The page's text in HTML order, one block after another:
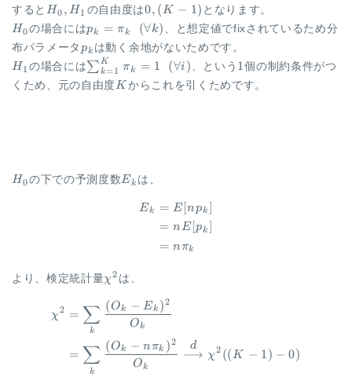
するとH_0,
H_1
H0 , H1 の自由度は0,
(K-
1)
0, (K − 1) となります。
H_0
H0の場合にはp_{k}
=
\pi_{k}
~~
(\forall
pk = πk (∀k) 、と想定値でfixされているため分
布パラメータp_{k}
pk は動く余地がないためです。
H_1
H1 の場合には\sum_{k=1}^{K}
\pi_{k} = 1 ~~
(\forall i)
∑k=1
K πk = 1 (∀i) 、という 1
1個の制約条件がつ
くため、元の自由度K
K からこれを引くためです。
H_0
H0の下での予測度数E_{k}
Ek は、
\begin{aligned} E_{k} &=
Ek = E[npk]
= nE[pk]
= nπk
より、検定統計量\chi^2
χ2 は、
χ2 =
k
∑ Ok
(Ok − Ek )2
=
k
∑ Ok
(Ok − nπk )2
⟶
d
χ2 ((K − 1 ) − 0)